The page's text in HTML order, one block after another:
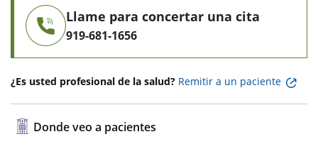
Llame para concertar una cita
919-681-1656
¿Es usted profesional de la salud? Remitir a un paciente
Donde veo a pacientes